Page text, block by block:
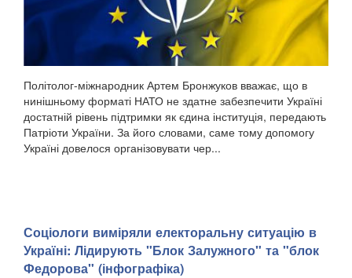
Політолог-міжнародник Артем Бронжуков вважає, що в
нинішньому форматі НАТО не здатне забезпечити Україні
достатній рівень підтримки як єдина інституція, передають
Патріоти України. За його словами, саме тому допомогу
Україні довелося організовувати чер...
Соціологи виміряли електоральну ситуацію в
Україні: ​Лідирують "Блок Залужного" та "блок
Федорова" (інфографіка)